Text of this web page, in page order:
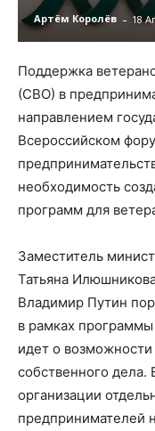
Артём Королёв - 18
Поддержка
(СВО) в
направлением
Всероссийском
необходимость
программ для
Заместитель
Татьяна
Владимир Путин
в рамках
идет о возможности
собственного дела.
организации
предпринимателей